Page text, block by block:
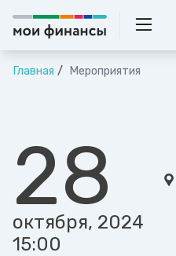
Главная Мероприятия
28
октября, 2024
15:00